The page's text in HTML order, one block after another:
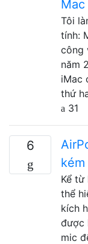
Mac
Tôi
tính:
công
năm
iMac
thứ
31
6
Kể từ
thể
kích
được
mic